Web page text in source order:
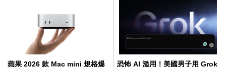
蘋果 2026 款 Mac mini 規格爆
恐怖 AI 濫用！美國男子用 Grok